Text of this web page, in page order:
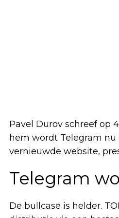
Pavel Durov schreef op
hem wordt Telegram
vernieuwde website,
Telegram
De bullcase is helder.